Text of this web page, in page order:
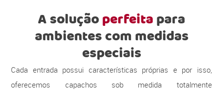
A soluçãoperfeitapara
ambientes com medidas
especiais
Cada entrada possui características próprias e por isso,
oferecemos capachos sob medida totalmente